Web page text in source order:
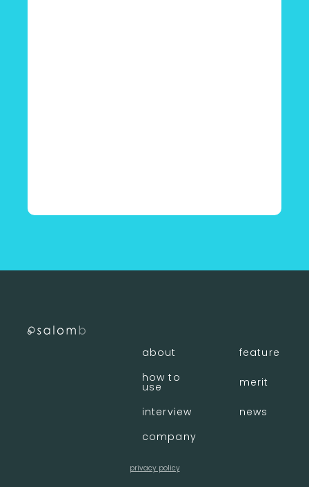
about
feature
how to
use merit
interview
news
company
privacy policy